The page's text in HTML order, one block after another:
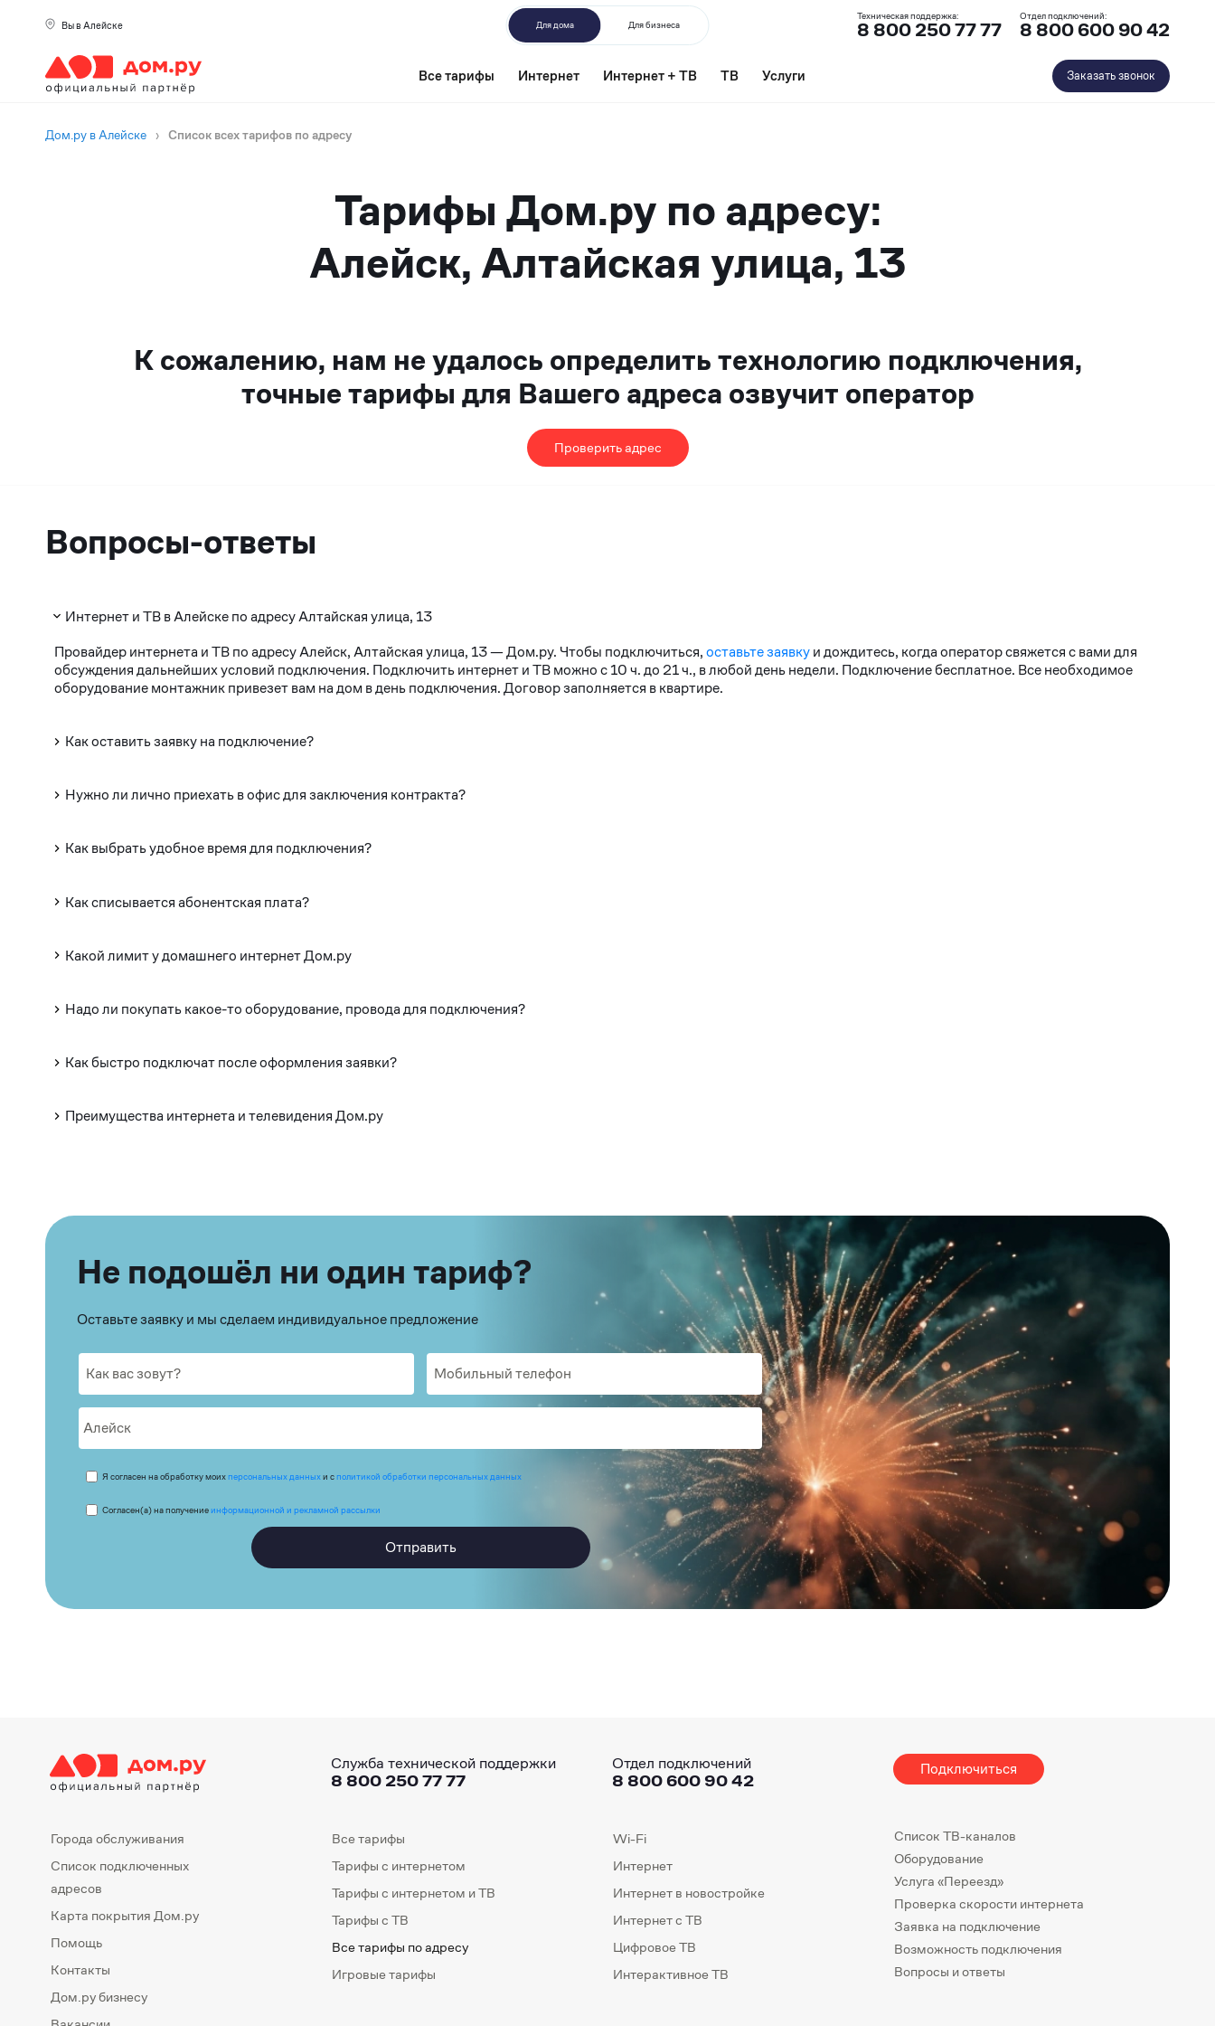
Вы в Алейске Для дома Для бизнеса
Техническая поддержка:
8 800 250 77 77
Отдел подключений:
8 800 600 90 42
Все тарифы Интернет Интернет + ТВ ТВ Услуги Заказать звонок
Дом.ру в Алейске › Список всех тарифов по адресу
Тарифы Дом.ру по адресу:
Алейск, Алтайская улица, 13
К сожалению, нам не удалось определить технологию подключения,
точные тарифы для Вашего адреса озвучит оператор
Проверить адрес
Вопросы-ответы
Интернет и ТВ в Алейске по адресу Алтайская улица, 13
Провайдер интернета и ТВ по адресу Алейск, Алтайская улица, 13 — Дом.ру. Чтобы подключиться,оставьте заявкуи дождитесь, когда оператор свяжется с вами для
обсуждения дальнейших условий подключения. Подключить интернет и ТВ можно с 10 ч. до 21 ч., в любой день недели. Подключение бесплатное. Все необходимое
оборудование монтажник привезет вам на дом в день подключения. Договор заполняется в квартире.
Как оставить заявку на подключение?
Нужно ли лично приехать в офис для заключения контракта?
Как выбрать удобное время для подключения?
Как списывается абонентская плата?
Какой лимит у домашнего интернет Дом.ру
Надо ли покупать какое-то оборудование, провода для подключения?
Как быстро подключат после оформления заявки?
Преимущества интернета и телевидения Дом.ру
Не подошёл ни один тариф?
Оставьте заявку и мы сделаем индивидуальное предложение
Я согласен на обработку моихперсональных данныхи сполитикой обработки персональных данных
Согласен(а) на получениеинформационной и рекламной рассылки
Отправить
Служба технической поддержки
8 800 250 77 77
Отдел подключений
8 800 600 90 42
Подключиться
Города обслуживания
Список подключенных
адресов
Карта покрытия Дом.ру
Помощь
Контакты
Дом.ру бизнесу
Все тарифы
Тарифы с интернетом
Тарифы с интернетом и ТВ
Тарифы с ТВ
Все тарифы по адресу
Игровые тарифы
Wi-Fi
Интернет
Интернет в новостройке
Интернет с ТВ
Цифровое ТВ
Интерактивное ТВ
Список ТВ-каналов
Оборудование
Услуга «Переезд»
Проверка скорости интернета
Заявка на подключение
Возможность подключения
Вопросы и ответы